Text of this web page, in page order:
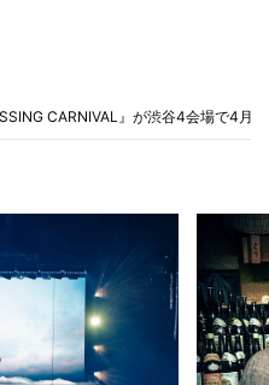
CARNIVAL』が渋谷4会場で4月